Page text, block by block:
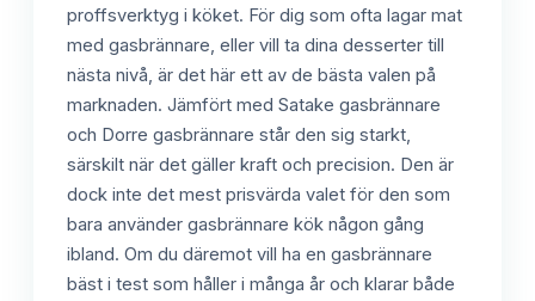
proffsverktyg i köket. För dig som ofta lagar mat
med gasbrännare, eller vill ta dina desserter till
nästa nivå, är det här ett av de bästa valen på
marknaden. Jämfört med Satake gasbrännare
och Dorre gasbrännare står den sig starkt,
särskilt när det gäller kraft och precision. Den är
dock inte det mest prisvärda valet för den som
bara använder gasbrännare kök någon gång
ibland. Om du däremot vill ha en gasbrännare
bäst i test som håller i många år och klarar både